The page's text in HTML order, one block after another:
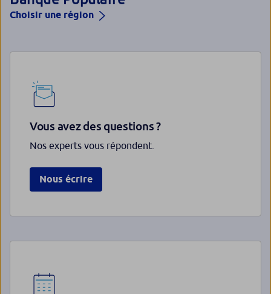
Choisir une région
Vous avez des questions ?
Nos experts vous répondent.
Nous écrire